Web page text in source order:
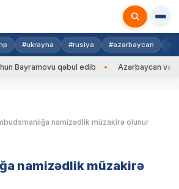
#ukrayna #rusiya #azərbaycan
qəbul edib Azərbaycan və
namizədlik müzakirə olunur
namizədlik müzakirə